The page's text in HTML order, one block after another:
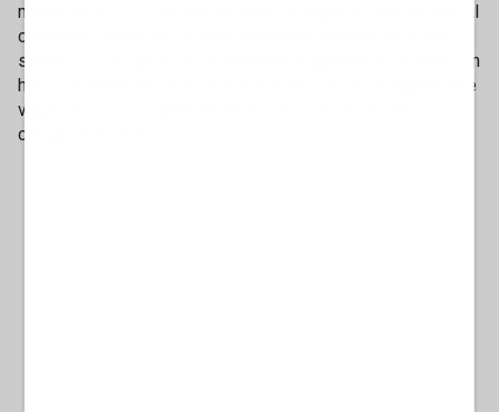
momento in cui il tecnico avrebbe bisogno di tutta la rosa al
completo. Resta da valutare
saltare l'ultima gara per un
. Gli esami non
hanno evidenziato lesioni, ma lo staff medico e il giocatore
vogliono evitare
con gli Stati Uniti.